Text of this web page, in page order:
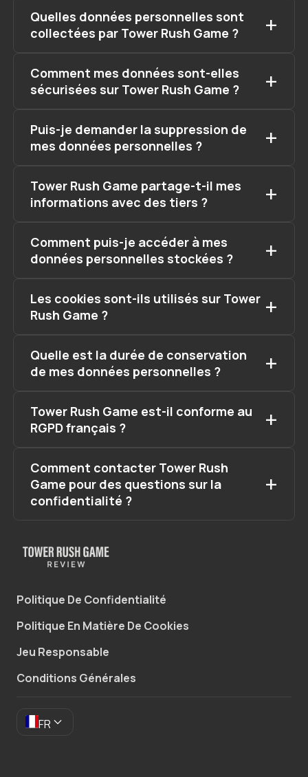
Quelles données personnelles sont
collectées par Tower Rush Game ?
Comment mes données sont-elles
sécurisées sur Tower Rush Game ?
Puis-je demander la suppression de
mes données personnelles ?
Tower Rush Game partage-t-il mes
informations avec des tiers ?
Comment puis-je accéder à mes
données personnelles stockées ?
Les cookies sont-ils utilisés sur Tower
Rush Game ?
Quelle est la durée de conservation
de mes données personnelles ?
Tower Rush Game est-il conforme au
RGPD français ?
Comment contacter Tower Rush
Game pour des questions sur la
confidentialité ?
Politique De Confidentialité
Politique En Matière De Cookies
Jeu Responsable
Conditions Générales
FR